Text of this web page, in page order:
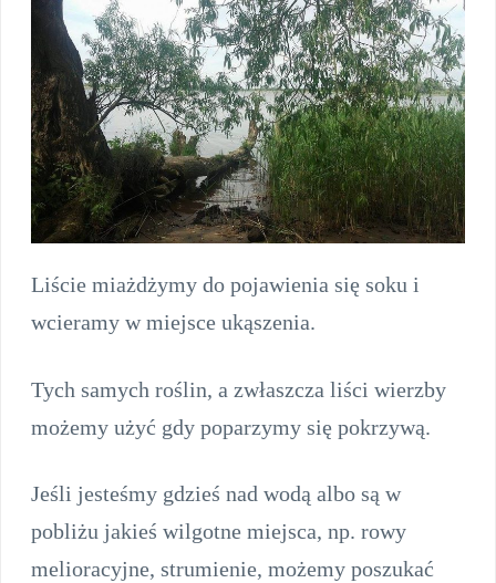
Liście miażdżymy do pojawienia się soku i
wcieramy w miejsce ukąszenia.
Tych samych roślin, a zwłaszcza liści wierzby
możemy użyć gdy poparzymy się pokrzywą.
Jeśli jesteśmy gdzieś nad wodą albo są w
pobliżu jakieś wilgotne miejsca, np. rowy
melioracyjne, strumienie, możemy poszukać